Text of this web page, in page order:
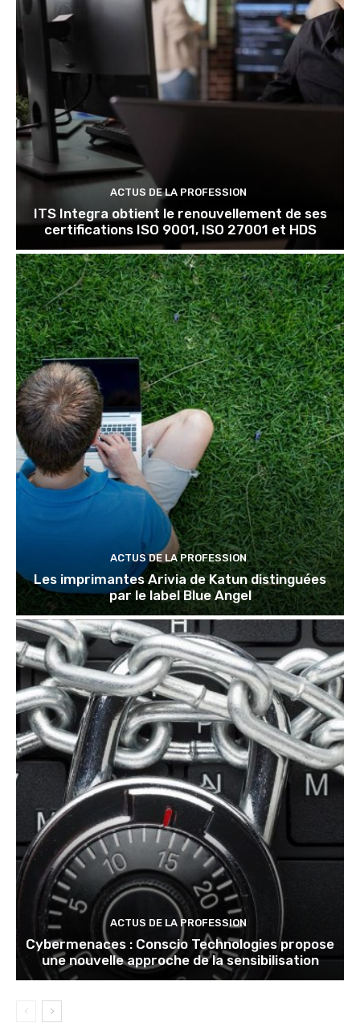
ACTUS DE LA PROFESSION
ITS Integra obtient le renouvellement de ses
certifications ISO 9001, ISO 27001 et HDS
ACTUS DE LA PROFESSION
Les imprimantes Arivia de Katun distinguées
par le label Blue Angel
ACTUS DE LA PROFESSION
Cybermenaces : Conscio Technologies propose
une nouvelle approche de la sensibilisation